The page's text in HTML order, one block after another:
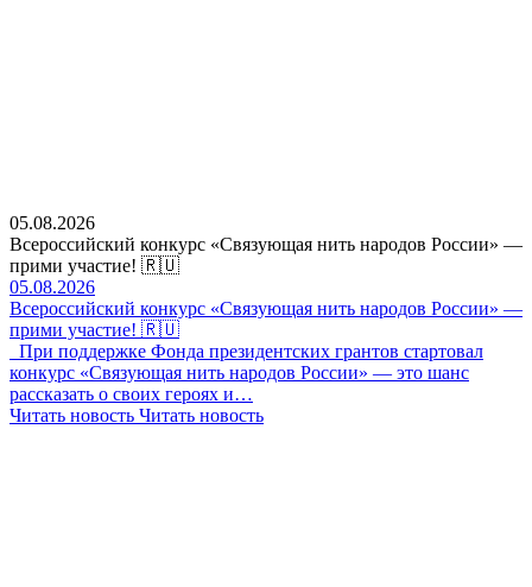
05.08.2026
Всероссийский конкурс «Связующая нить народов России» —
прими участие! 🇷🇺
05.08.2026
Всероссийский конкурс «Связующая нить народов России» —
прими участие! 🇷🇺
При поддержке Фонда президентских грантов стартовал
конкурс «Связующая нить народов России» — это шанс
рассказать о своих героях и…
Читать новость Читать новость